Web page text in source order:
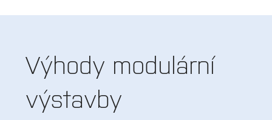
Výhody modulární
výstavby